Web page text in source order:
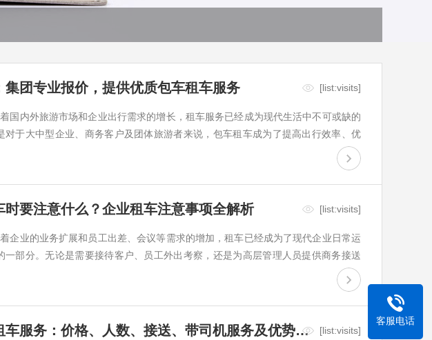
集团专业报价，提供优质包车租车服务 [list:visits]
国内外旅游市场和企业出行需求的增长，租车服务已经成为现代生活中不可或缺的
对于大中型企业、商务客户及团体旅游者来说，包车租车成为了提高出行效率、优
想选择。在这一背景下，首汽租车凭借其丰富的经验和卓越的服务，为客户提供专
包车租车服务，满足不同出行场景的需求
时要注意什么？企业租车注意事项全解析 [list:visits]
企业的业务扩展和员工出差、会议等需求的增加，租车已经成为了现代企业日常运
一部分。无论是需要接待客户、员工外出考察，还是为高层管理人员提供商务接送
的租车方案都能大大提升企业的效率与形象。然而，在企业租车时，除了考虑成本
多细节需要注意。本文将为您详细解析企
北京会议租车服务：价格、人数、接送、带司机服务及优势推荐首汽租车 [list:visits]
客服电话